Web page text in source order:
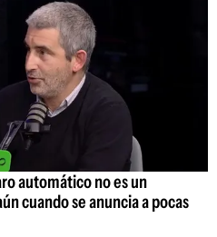
automático no es un
cuando se anuncia a pocas